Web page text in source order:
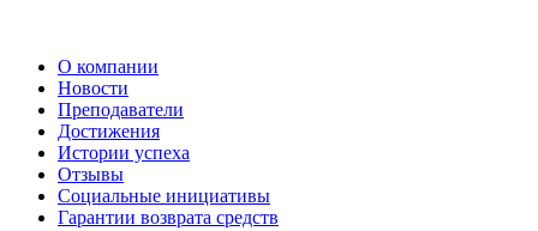
О компании
Новости
Преподаватели
Достижения
Истории успеха
Отзывы
Социальные инициативы
Гарантии возврата средств